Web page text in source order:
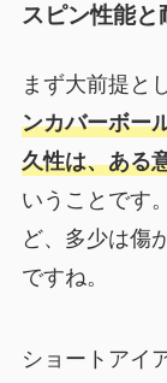
スピン性能
まず大前提と
ンカバーボー
久性は、ある
いうことです
ど、多少は傷
ですね。
ショートアイ